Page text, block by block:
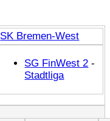
SK Bremen-West
SG FinWest 2 -
Stadtliga